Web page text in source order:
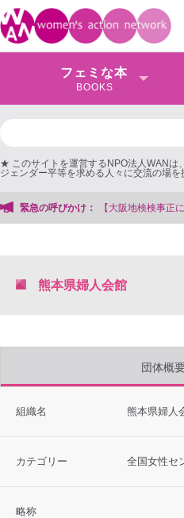
フェミな本
BOOKS
★ このサイトを運営するNPO法人WANは
ジェンダー平等を求める人々に交流の場を
緊急の呼びかけ：
正による女性検事への性的暴行事件】
熊本県婦人会館
団体概
組織名 熊本県婦人
カテゴリー 全国女性セ
略称